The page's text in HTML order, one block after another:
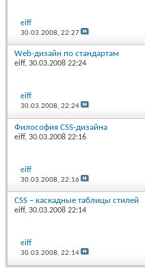
eiff
30.03.2008,22:27
Web-дизайн по стандартам
eiff, 30.03.2008 22:24
eiff
30.03.2008,22:24
Философия CSS-дизайна
eiff, 30.03.2008 22:16
eiff
30.03.2008,22:16
CSS – каскадные таблицы стилей
eiff, 30.03.2008 22:14
eiff
30.03.2008,22:14